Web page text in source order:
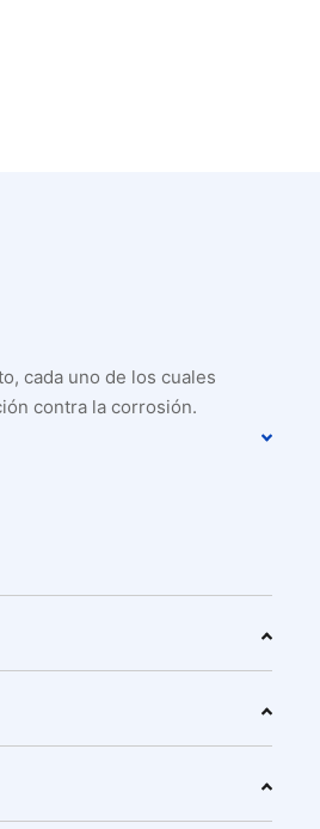
cada uno de los cuales
contra la corrosión.